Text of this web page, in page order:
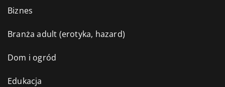
Biznes
Branża adult (erotyka, hazard)
Dom i ogród
Edukacja